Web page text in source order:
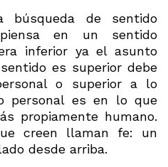
búsqueda de sentido
en un sentido
inferior ya el asunto
es superior debe
o superior a lo
personal es en lo que
propiamente humano.
creen llaman fe: un
desde arriba.